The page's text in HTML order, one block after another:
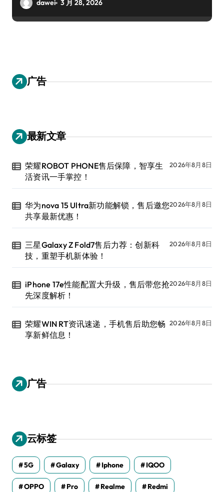
dawei 3 月 28, 2026
广告
最新文章
荣耀ROBOT PHONE售后保障，智享生
活资讯一手掌控！
2026年8月8日
华为nova 15 Ultra新功能解锁，售后邀您
共享最新优惠！
2026年8月8日
三星Galaxy Z Fold7售后力荐：创新科
技，重塑手机新体验！
2026年8月8日
iPhone 17e性能配置大升级，售后带您抢
先深度解析！
2026年8月8日
荣耀WIN RT资讯速递，手机售后助您畅
享新鲜信息！
2026年8月8日
广告
云标签
5G Galaxy Iphone IQOO
OPPO Pro Realme Redmi